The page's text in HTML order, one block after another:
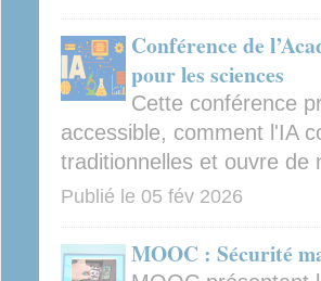
Conférence de
pour les sciences
Cette conférence
accessible, comment l'IA
traditionnelles et ouvre de
Publié le 05 fév 2026
MOOC : Sécurité